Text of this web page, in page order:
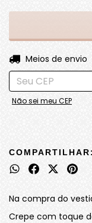
Entregas para o CEP:
Meios de envio
Não sei meu CEP
COMPARTILHAR:
Na compra do
Crepe com toque